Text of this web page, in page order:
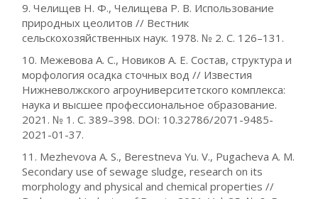
9. Челищев Н. Ф., Челищева Р. В. Использование
природных цеолитов // Вестник
сельскохозяйственных наук. 1978. № 2. С. 126–131.
10. Межевова А. С., Новиков А. Е. Состав, структура и
морфология осадка сточных вод // Известия
Нижневолжского агроуниверситетского комплекса:
наука и высшее профессиональное образование.
2021. № 1. С. 389–398. DOI: 10.32786/2071-9485-
2021-01-37.
11. Mezhevova A. S., Berestneva Yu. V., Pugacheva A. M.
Secondary use of sewage sludge, research on its
morphology and physical and chemical properties //